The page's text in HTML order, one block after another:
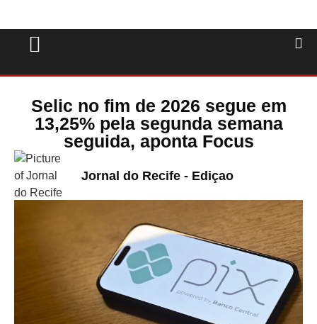
Selic no fim de 2026 segue em
13,25% pela segunda semana
seguida, aponta Focus
Jornal do Recife - Ediçao